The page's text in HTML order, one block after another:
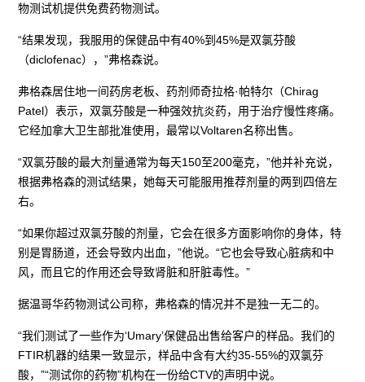
物测试机提供免费药物测试。
“结果发现，我服用的保健品中有40%到45%是双氯芬酸
（diclofenac），”弗格森说。
弗格森居住地一间药房老板、药剂师奇拉格·帕特尔（Chirag
Patel）表示，双氯芬酸是一种强效抗炎药，用于治疗慢性疼痛。
它经加拿大卫生部批准使用，最常以Voltaren名称出售。
“双氯芬酸的最大剂量通常为每天150至200毫克，”他并补充说，
根据弗格森的测试结果，她每天可能服用推荐剂量的两到四倍左
右。
“如果你超过双氯芬酸的剂量，它会在很多方面影响你的身体，特
别是胃肠道，还会导致内出血，”他说。“它也会导致心脏病和中
风，而且它的作用还会导致肾脏和肝脏毒性。”
据温哥华药物测试公司称，弗格森的情况并不是独一无二的。
“我们测试了一些作为‘Umary’保健品出售给客户的样品。我们的
FTIR机器的结果一致显示，样品中含有大约35-55%的双氯芬
酸，”“测试你的药物”机构在一份给CTV的声明中说。